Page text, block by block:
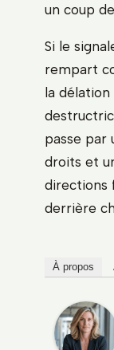
un coup
Si le
rempart
la
passe par
droits et
directions
derrière
À propos